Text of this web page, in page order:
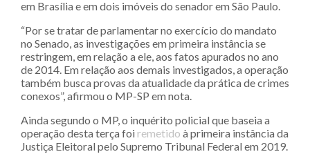
em Brasília e em dois imóveis do senador em São Paulo.
“Por se tratar de parlamentar no exercício do mandato
no Senado, as investigações em primeira instância se
restringem, em relação a ele, aos fatos apurados no ano
de 2014. Em relação aos demais investigados, a operação
também busca provas da atualidade da prática de crimes
conexos”, afirmou o MP-SP em nota.
Ainda segundo o MP, o inquérito policial que baseia a
operação desta terça foi remetido à primeira instância da
Justiça Eleitoral pelo Supremo Tribunal Federal em 2019.